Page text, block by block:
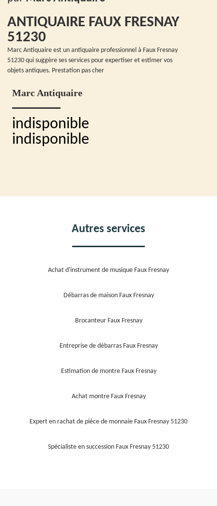
ANTIQUAIRE FAUX FRESNAY
51230
Marc Antiquaire est un antiquaire professionnel à Faux Fresnay
51230 qui suggère ses services pour expertiser et estimer vos
objets antiques. Prestation pas cher
Marc Antiquaire
indisponible
indisponible
Autres services
Achat d'instrument de musique Faux Fresnay
Débarras de maison Faux Fresnay
Brocanteur Faux Fresnay
Entreprise de débarras Faux Fresnay
Estimation de montre Faux Fresnay
Achat montre Faux Fresnay
Expert en rachat de pièce de monnaie Faux Fresnay 51230
Spécialiste en succession Faux Fresnay 51230